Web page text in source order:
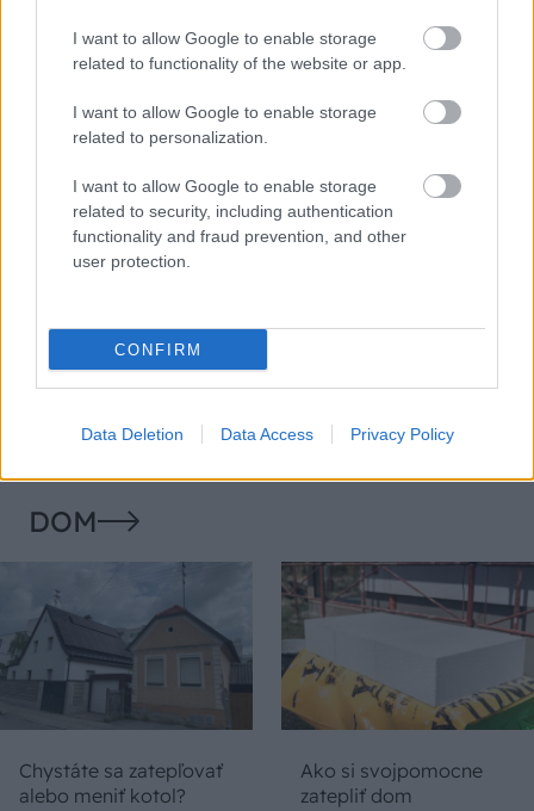
I want to allow Google to enable storage
related to functionality of the website or app.
I want to allow Google to enable storage
related to personalization.
I want to allow Google to enable storage
related to security, including authentication
functionality and fraud prevention, and other
user protection.
CONFIRM
Data Deletion Data Access Privacy Policy
že nie ste v Toskánsku
montovaný domček v
duchu tradícií
10 najčastejších
skrytých chýb, ktoré
vás môžu nepríjemne
1654 sa nevidí každý
deň!
DOM
Chystáte sa zatepľovať
alebo meniť kotol?
Ako si svojpomocne
zatepliť dom